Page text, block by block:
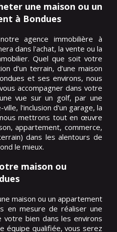
une maison ou un
à Bondues
agence immobilière à
dans l'achat, la vente ou la
Quel que soit votre
d’un terrain, d’une maison
et ses environs, nous
accompagner dans votre
vue sur un golf, par une
l'inclusion d'un garage, la
mettrons tout en œuvre
appartement, commerce,
dans les alentours de
le mieux.
maison ou
maison ou un appartement
en mesure de réaliser une
votre bien dans les environs
équipe qualifiée, vous serez